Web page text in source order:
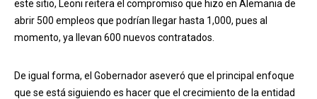
este sitio, Leoni reitera el compromiso que hizo en Alemania de
abrir 500 empleos que podrían llegar hasta 1,000, pues al
momento, ya llevan 600 nuevos contratados.
De igual forma, el Gobernador aseveró que el principal enfoque
que se está siguiendo es hacer que el crecimiento de la entidad